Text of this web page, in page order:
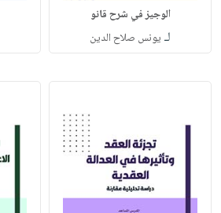
الوجيز في شرح قانو
لـ يونس صلاح الدين